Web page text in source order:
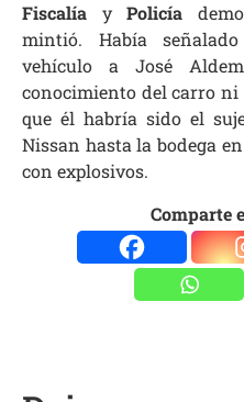
Fiscalía y Policía
mintió. Había
vehículo a José
conocimiento del carro ni
que él habría sido el
Nissan hasta la bodega
con explosivos.
Comparte